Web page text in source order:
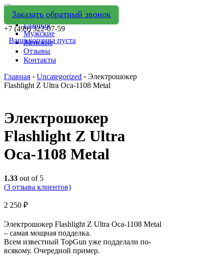
Заказать обратный звонок
+7 (499) 322-07-59
Ваша корзина пуста
Главная
Мужские
Женские
Отзывы
Контакты
Главная › Uncategorized › Электрошокер
Flashlight Z Ultra Оса-1108 Metal
Электрошокер
Flashlight Z Ultra
Оса-1108 Metal
1.33 out of 5
(3 отзыва клиентов)
2 250 ₽
Электрошокер Flashlight Z Ultra Оса-1108 Metal
– самая мощная подделка.
Всем известный TopGun уже подделали по-
всякому. Очередной пример.